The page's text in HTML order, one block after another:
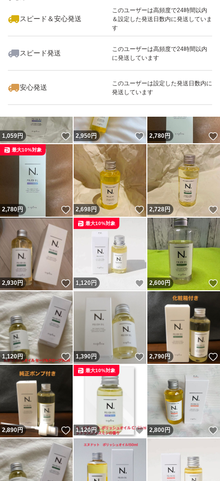
スピード＆安心発送
このユーザーは高頻度で24時間以内
＆設定した発送日数内に発送していま
す
スピード発送
このユーザーは高頻度で24時間以内
に発送しています
安心発送
このユーザーは設定した発送日数内に
発送しています
いいね！
2,800
1,059円 いいね！
2,950円 いいね！
2,780円
2,780円 いいね！
最大10%対象
2,698円 いいね！
2,728円
2,930円 いいね！
1,120 円 いいね！
最大10%対象
2,600円
1,120円 いいね！
1,390円 いいね！
2,790円
2,890円 いいね！
1,120円 いいね！
最大10%対象
2,800円